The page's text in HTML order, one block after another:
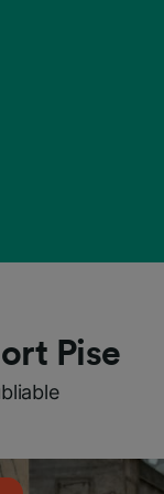
Pise